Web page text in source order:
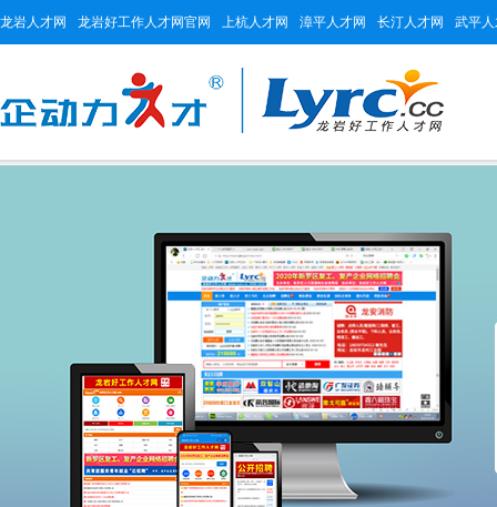
龙岩人才网 龙岩好工作人才网官网 上杭人才网 漳平人才网 长汀人才网 武平